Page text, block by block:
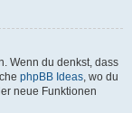
Wenn du denkst, dass
phpBB Ideas, wo du
neue Funktionen